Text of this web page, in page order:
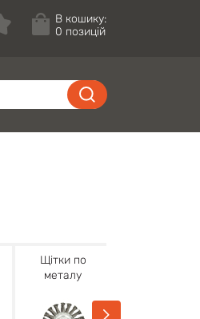
В кошику:
0 позицій
Щітки по
металу